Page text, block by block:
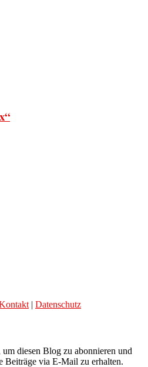
| Datenschutz
diesen Blog zu abonnieren und
Beiträge via E-Mail zu erhalten.